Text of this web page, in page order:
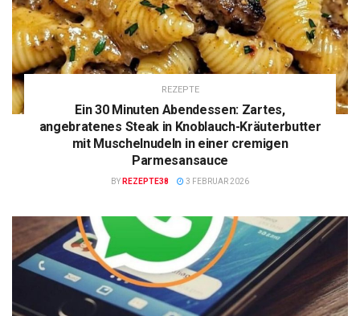
REZEPTE
Ein 30 Minuten Abendessen: Zartes,
angebratenes Steak in Knoblauch-Kräuterbutter
mit Muschelnudeln in einer cremigen
Parmesansauce
BY REZEPTE38 3 FEBRUAR 2026